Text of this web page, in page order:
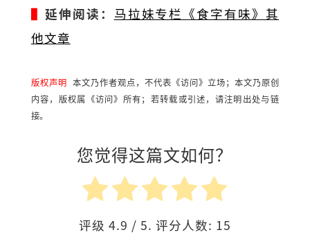
▌ 延伸阅读： 马拉妹专栏《食字有味》其
他文章
版权声明 本文乃作者观点，不代表《访问》立场；本文乃原创
内容，版权属《访问》所有；若转载或引述，请注明出处与链
接。
您觉得这篇文如何？
评级 4.9 / 5. 评分人数: 15